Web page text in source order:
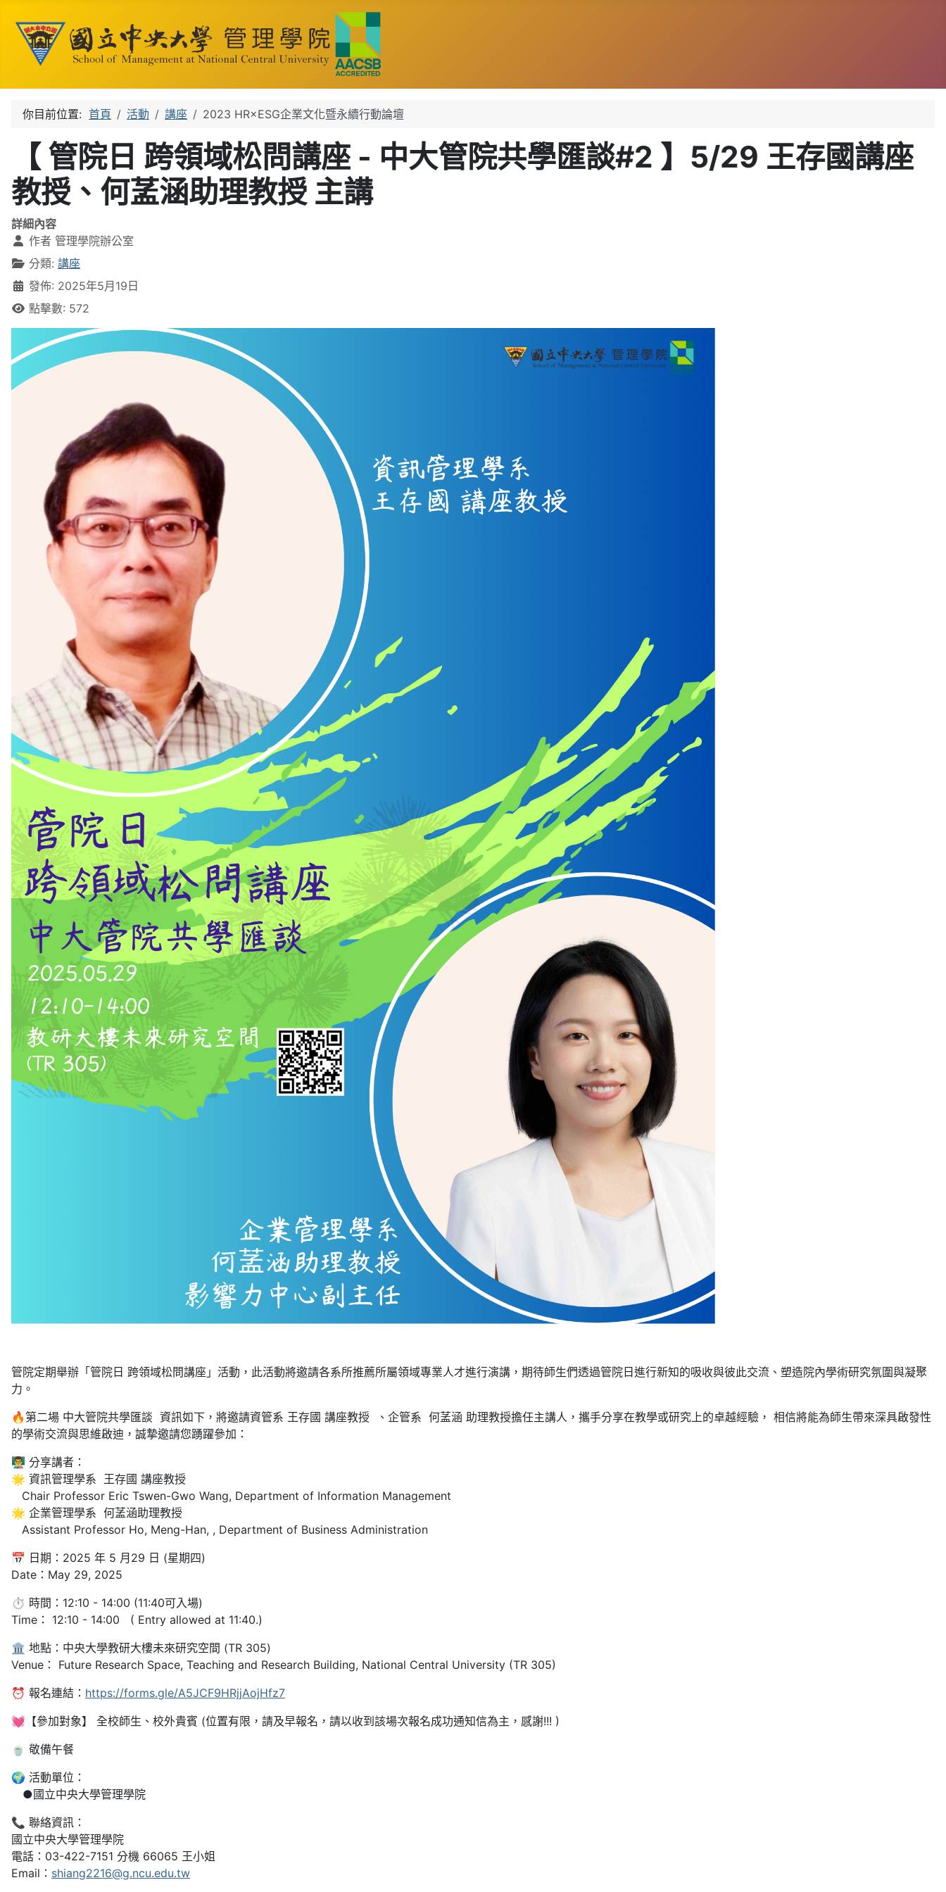
你目前位置: 首頁 活動 講座 2023 HR×ESG企業文化暨永續行動論壇
【 管院日 跨領域松問講座 - 中大管院共學匯談#2 】5/29 王存國講座
教授、何䓝涵助理教授 主講
詳細內容
作者 管理學院辦公室
分類: 講座
發佈: 2025年5月19日
點擊數: 572
管院定期舉辦「管院日 跨領域松問講座」活動，此活動將邀請各系所推薦所屬領域專業人才進行演講，期待師生們透過管院日進行新知的吸收與彼此交流、塑造院內學術研究氛圍與凝聚
力。
🔥第二場 中大管院共學匯談 資訊如下，將邀請資管系 王存國 講座教授 、企管系 何䓝涵 助理教授擔任主講人，攜手分享在教學或研究上的卓越經驗， 相信將能為師生帶來深具啟發性
的學術交流與思維啟迪，誠摯邀請您踴躍參加：
👨‍🏫 分享講者：
🌟 資訊管理學系 王存國 講座教授
Chair Professor Eric Tswen-Gwo Wang, Department of Information Management
🌟 企業管理學系 何䓝涵助理教授
Assistant Professor Ho, Meng-Han, , Department of Business Administration
📅 日期：2025 年 5 月29 日 (星期四)
Date：May 29, 2025
⏱️ 時間：12:10 - 14:00 (11:40可入場)
Time： 12:10 - 14:00 ( Entry allowed at 11:40.)
🏛️ 地點：中央大學教研大樓未來研究空間 (TR 305)
Venue： Future Research Space, Teaching and Research Building, National Central University (TR 305)
⏰ 報名連結： https://forms.gle/A5JCF9HRjjAojHfz7
💓【參加對象】 全校師生、校外貴賓 (位置有限，請及早報名，請以收到該場次報名成功通知信為主，感謝!!! )
🍵 敬備午餐
🌍 活動單位：
●國立中央大學管理學院
📞 聯絡資訊：
國立中央大學管理學院
電話：03-422-7151 分機 66065 王小姐
Email： shiang2216@g.ncu.edu.tw